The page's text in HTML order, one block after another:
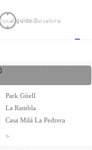
Park Güell
La Rambla
Casa Milá La Pedrera
>